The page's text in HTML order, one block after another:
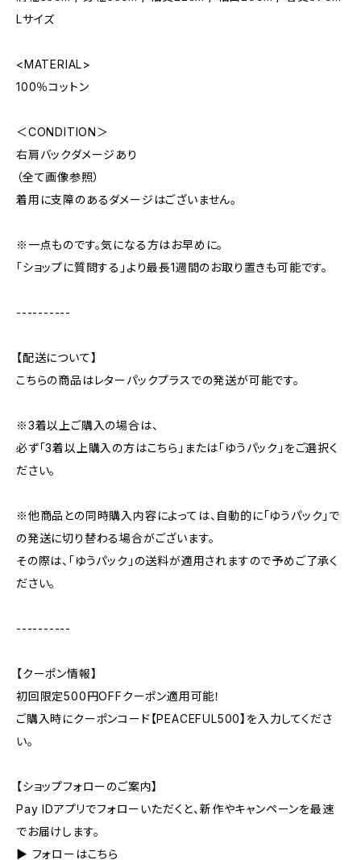
Lサイズ
<MATERIAL>
100％コットン
＜CONDITION＞
右肩バックダメージあり
（全て画像参照）
着用に支障のあるダメージはございません。
※一点ものです。気になる方はお早めに。
「ショップに質問する」より最長1週間のお取り置きも可能です。
----------
【配送について】
こちらの商品はレターパックプラスでの発送が可能です。
※3着以上ご購入の場合は、
必ず「3着以上購入の方はこちら」または「ゆうパック」をご選択く
ださい。
※他商品との同時購入内容によっては、自動的に「ゆうパック」で
の発送に切り替わる場合がございます。
その際は、「ゆうパック」の送料が適用されますので予めご了承く
ださい。
----------
【クーポン情報】
初回限定500円OFFクーポン適用可能！
ご購入時にクーポンコード【PEACEFUL500】を入力してくださ
い。
【ショップフォローのご案内】
Pay IDアプリでフォローいただくと、新作やキャンペーンを最速
でお届けします。
▶︎ フォローはこちら